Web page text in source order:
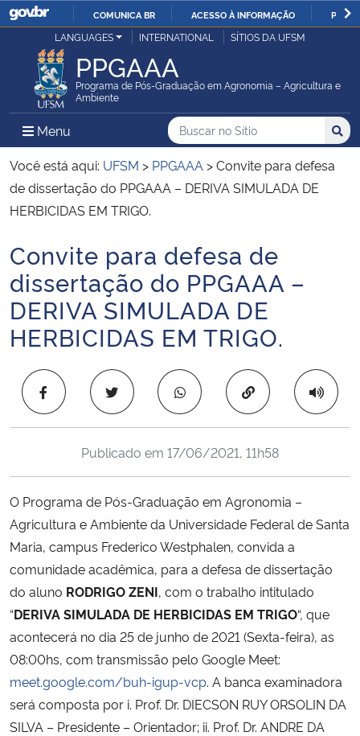
IR
O
COMUNICA BR ACESSO À INFORMAÇÃO
Ministério da Justiça e Segurança Pública
Ministério da Defesa
Ministério das Relações Exteriores
Ministério da Economia
Ministério da Infraestrutura
Ministério da Agricultura, Pecuária e Abastecimento
Ministério da Educação
Ministério da Cidadania
Ministério da Saúde
Ministério de Minas e Energia
Ministério da Ciência, Tecnologia, Inovações e Comunicações
Ministério do Meio Ambiente
Ministério do Turismo
Ministério do Desenvolvimento Regional
Ministério da Mulher, da Família e dos Direitos Humanos
LANGUAGES INTERNATIONAL SÍTIOS DA UFSM
PPGAAA
Programa de Pós-Graduação em Agronomia – Agricultura e
Ambiente
Menu Menu Principal do Sítio
Busca
Buscar no no Sítio
Busca:
Você está aqui: UFSM > PPGAAA >Convite para defesa
de dissertação do PPGAAA – DERIVA SIMULADA DE
HERBICIDAS EM TRIGO.
Início do conteúdo
Convite para defesa de
dissertação do PPGAAA –
DERIVA SIMULADA DE
HERBICIDAS EM TRIGO.
Copiar para área
Publicado em 17/06/2021, 11h58
O Programa de Pós-Graduação em Agronomia –
Agricultura e Ambiente da Universidade Federal de Santa
Maria, campus Frederico Westphalen, convida a
comunidade acadêmica, para a defesa de dissertação
do aluno RODRIGO ZENI, com o trabalho intitulado
“DERIVA SIMULADA DE HERBICIDAS EM TRIGO“, que
acontecerá no dia 25 de junho de 2021 (Sexta-feira), as
08:00hs, com transmissão pelo Google Meet:
meet.google.com/buh-igup-vcp. A banca examinadora
será composta por i. Prof. Dr. DIECSON RUY ORSOLIN DA
SILVA – Presidente – Orientador; ii. Prof. Dr. ANDRE DA